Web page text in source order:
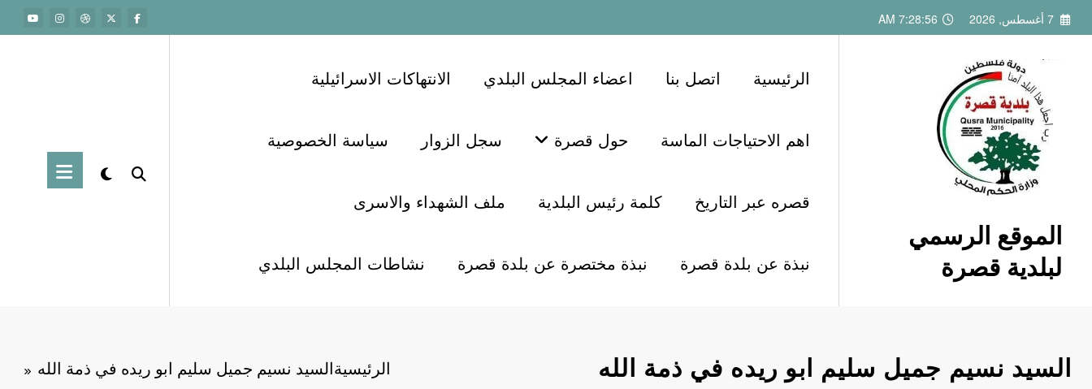
التجاوز 7 أغسطس, 2026 7:28:58 AM
الموقع الرسمي
لبلدية قصرة
الرئيسية اتصل بنا اعضاء المجلس البلدي الانتهاكات الاسرائيلية
اهم الاحتياجات الماسة حول قصرة سجل الزوار سياسة الخصوصية
قصره عبر التاريخ كلمة رئيس البلدية ملف الشهداء والاسرى
نبذة عن بلدة قصرة نبذة مختصرة عن بلدة قصرة نشاطات المجلس البلدي
السيد نسيم جميل سليم ابو ريده في ذمة الله الرئيسية السيد نسيم جميل سليم ابو ريده في ذمة الله